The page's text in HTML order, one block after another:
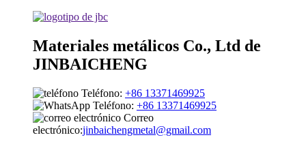
Materiales metálicos Co., Ltd de
JINBAICHENG
Teléfono: +86 13371469925
Teléfono: +86 13371469925
Correo
electrónico:jinbaichengmetal@gmail.com